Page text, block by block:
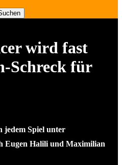
wird fast
Schreck für
jedem Spiel unter
Eugen Halili und Maximilian